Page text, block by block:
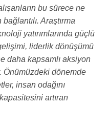
bu sürece ne
Araştırma
yatırımlarında güçlü
liderlik dönüşümü
daha kapsamlı aksiyon
Önümüzdeki dönemde
insan odağını
artıran